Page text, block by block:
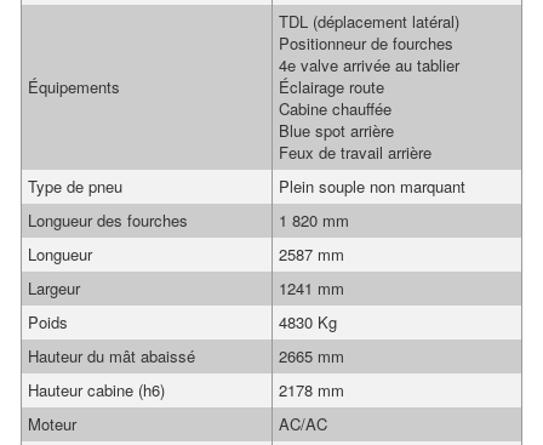
Équipements
TDL (déplacement latéral)
Positionneur de fourches
4e valve arrivée au tablier
Éclairage route
Cabine chauffée
Blue spot arrière
Feux de travail arrière
Type de pneu
Plein souple non marquant
Longueur des fourches
1 820 mm
Longueur
2587 mm
Largeur
1241 mm
Poids
4830 Kg
Hauteur du mât abaissé
2665 mm
Hauteur cabine (h6)
2178 mm
Moteur
AC/AC